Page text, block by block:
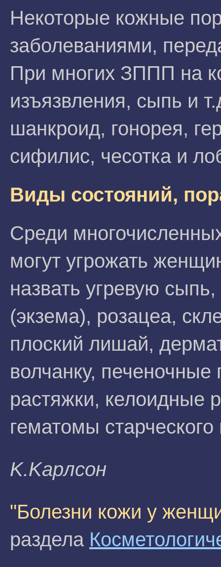
Некоторые кожные
заболеваниями,
При многих ЗППП на
изъязвления, сыпь и
шанкроид, гонорея,
сифилис, чесотка и
Виды состояний,
Среди
могут угрожать
назвать угревую
(экзема), розацеа,
плоский лишай,
волчанку,
растяжки, келоидные
гематомы старческого
K.Kapлсoн
"Болезни кожи у
раздела